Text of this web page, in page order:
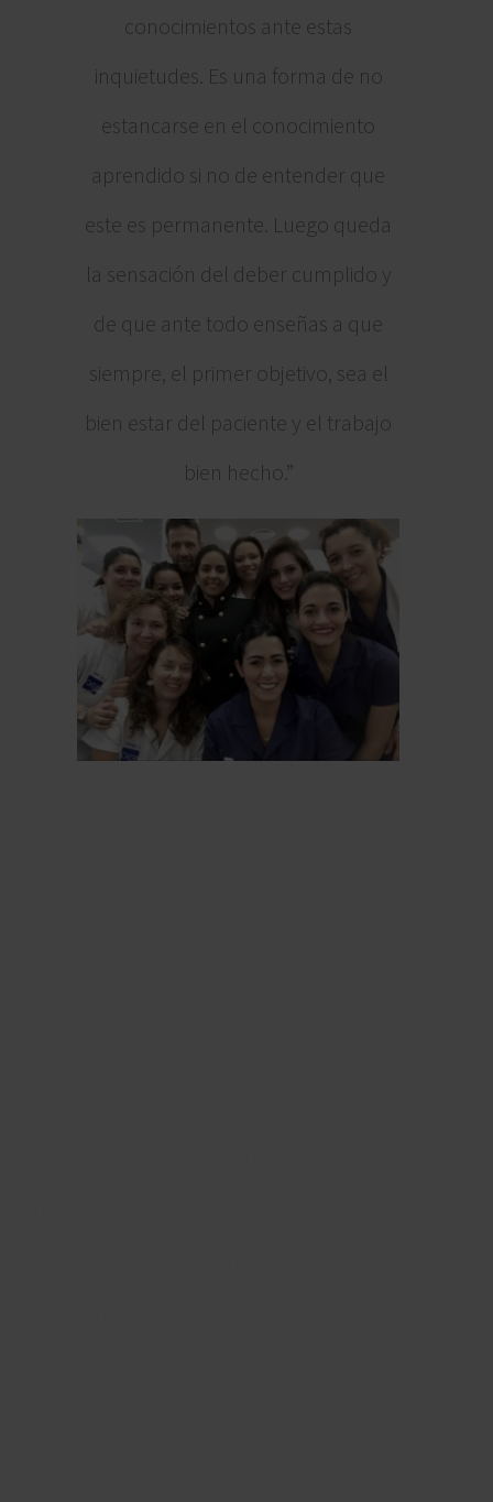
conocimientos ante estas
inquietudes. Es una forma de no
estancarse en el conocimiento
aprendido si no de entender que
este es permanente. Luego queda
la sensación del deber cumplido y
de que ante todo enseñas a que
siempre, el primer objetivo, sea el
bien estar del paciente y el trabajo
bien hecho.”